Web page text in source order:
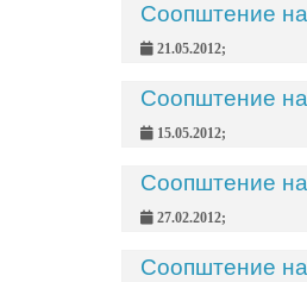
Соопштение
21.05.2012;
Соопштение
15.05.2012;
Соопштение
27.02.2012;
Соопштение